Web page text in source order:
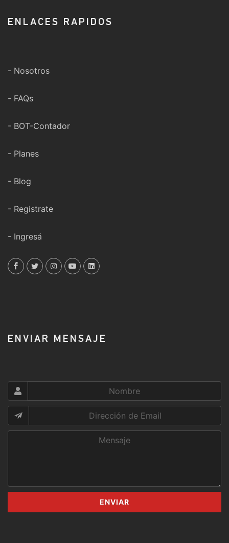
ENLACES RAPIDOS
- Nosotros
- FAQs
- BOT-Contador
- Planes
- Blog
- Registrate
- Ingresá
ENVIAR MENSAJE
ENVIAR